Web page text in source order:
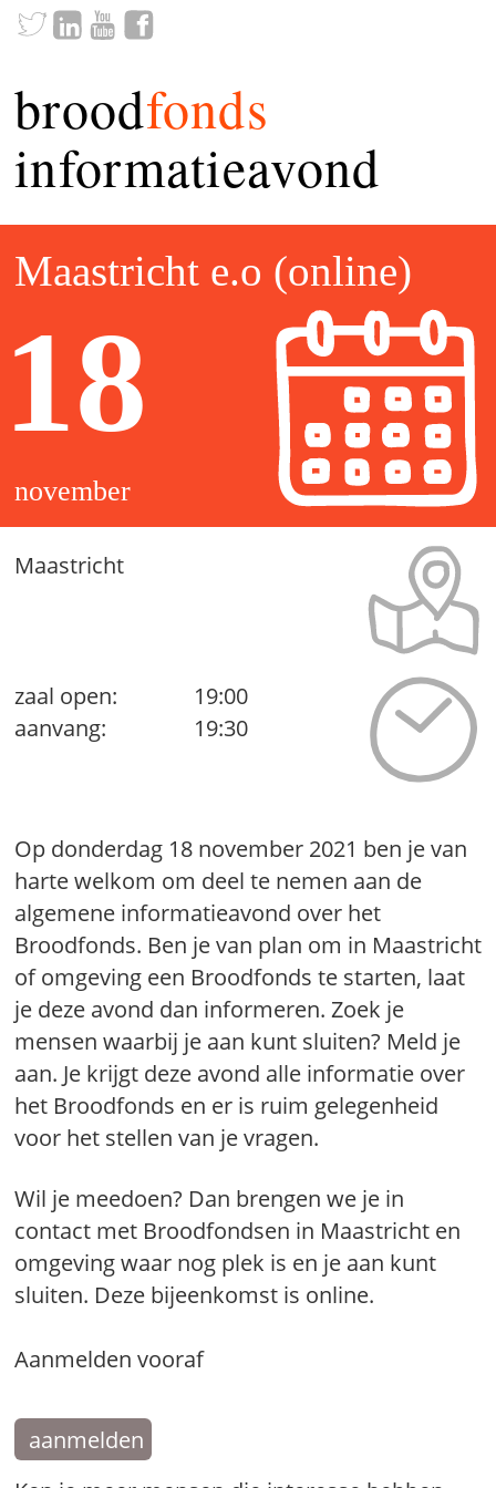
broodfonds
informatieavond
Maastricht e.o (online)
18
november
Maastricht
zaal open:
19:00
aanvang:
19:30
Op donderdag 18 november 2021 ben je van
harte welkom om deel te nemen aan de
algemene informatieavond over het
Broodfonds. Ben je van plan om in Maastricht
of omgeving een Broodfonds te starten, laat
je deze avond dan informeren. Zoek je
mensen waarbij je aan kunt sluiten? Meld je
aan. Je krijgt deze avond alle informatie over
het Broodfonds en er is ruim gelegenheid
voor het stellen van je vragen.
Wil je meedoen? Dan brengen we je in
contact met Broodfondsen in Maastricht en
omgeving waar nog plek is en je aan kunt
sluiten. Deze bijeenkomst is online.
Aanmelden vooraf
aanmelden